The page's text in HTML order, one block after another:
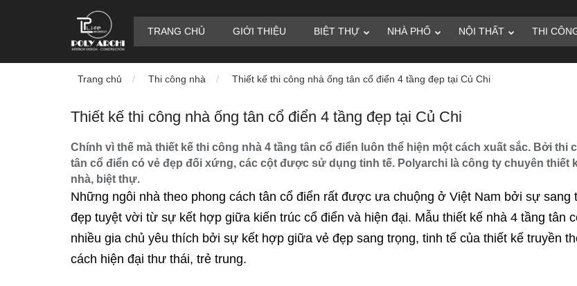
TRANG CHỦ GIỚI THIỆU BIỆT THỰ NHÀ PHỐ NỘI THẤT THI
Trang chủ Thi công nhà Thiết kế thi công nhà ống tân cổ điển 4 tầng đẹp tại Củ Chi
Thiết kế thi công nhà ống tân cổ điển 4 tầng đẹp tại Củ Chi
Chính vì thế mà thiết kế thi công nhà 4 tầng tân cổ điển luôn thể hiện một cách xuất sắc. Bởi thi
tân cổ điển có vẻ đẹp đối xứng, các cột được sử dụng tinh tế. Polyarchi là công ty chuyên thiết
nhà, biệt thự.
Những ngôi nhà theo phong cách tân cổ điển rất được ưa chuộng ở Việt Nam bởi sự sang
đẹp tuyệt vời từ sự kết hợp giữa kiến ​​trúc cổ điển và hiện đại. Mẫu thiết kế nhà 4 tầng tân
nhiều gia chủ yêu thích bởi sự kết hợp giữa vẻ đẹp sang trọng, tinh tế của thiết kế truyền
cách hiện đại thư thái, trẻ trung.